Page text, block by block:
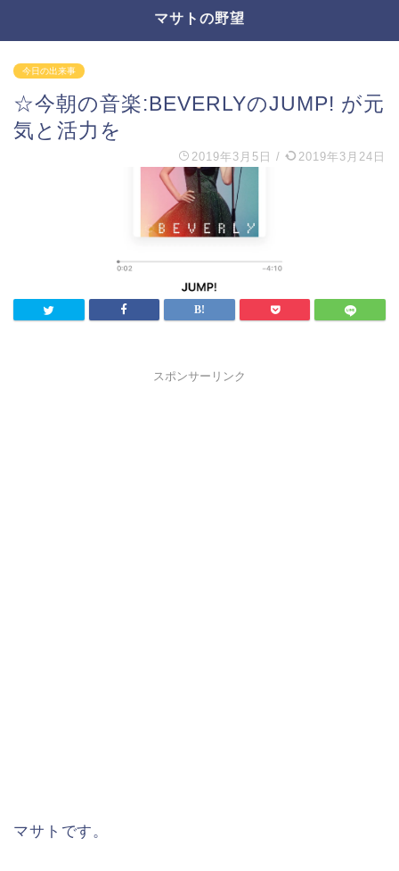
マサトの野望
今日の出来事
☆今朝の音楽:BEVERLYのJUMP! が元
気と活力を
2019年3月5日 / 2019年3月24日
スポンサーリンク
マサトです。